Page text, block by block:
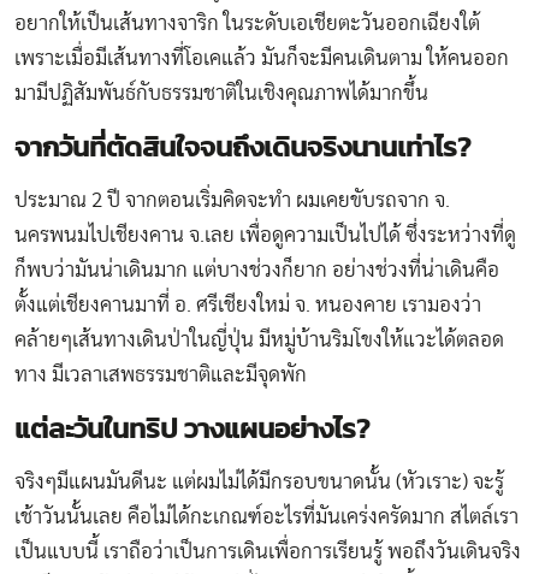
อยากให้เป็นเส้นทางจาริก ในระดับเอเชียตะวันออกเฉียงใต้
เพราะเมื่อมีเส้นทางที่โอเคแล้ว มันก็จะมีคนเดินตาม ให้คนออก
มามีปฏิสัมพันธ์กับธรรมชาติในเชิงคุณภาพได้มากขึ้น
จากวันที่ตัดสินใจจนถึงเดินจริงนานเท่าไร?
ประมาณ 2 ปี จากตอนเริ่มคิดจะทำ ผมเคยขับรถจาก จ.
นครพนมไปเชียงคาน จ.เลย เพื่อดูความเป็นไปได้ ซึ่งระหว่างที่ดู
ก็พบว่ามันน่าเดินมาก แต่บางช่วงก็ยาก อย่างช่วงที่น่าเดินคือ
ตั้งแต่เชียงคานมาที่ อ. ศรีเชียงใหม่ จ. หนองคาย เรามองว่า
คล้ายๆเส้นทางเดินป่าในญี่ปุ่น มีหมู่บ้านริมโขงให้แวะได้ตลอด
ทาง มีเวลาเสพธรรมชาติและมีจุดพัก
แต่ละวันในทริป วางแผนอย่างไร?
จริงๆมีแผนมันดีนะ แต่ผมไม่ได้มีกรอบขนาดนั้น (หัวเราะ) จะรู้
เช้าวันนั้นเลย คือไม่ได้กะเกณฑ์อะไรที่มันเคร่งครัดมาก สไตล์เรา
เป็นแบบนี้ เราถือว่าเป็นการเดินเพื่อการเรียนรู้ พอถึงวันเดินจริง